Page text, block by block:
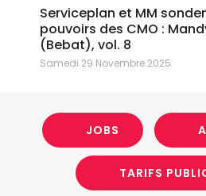
Serviceplan et MM
pouvoirs des CMO :
(Bebat), vol. 8
Samedi 29 Novembre 2025
JOBS
TARIFS